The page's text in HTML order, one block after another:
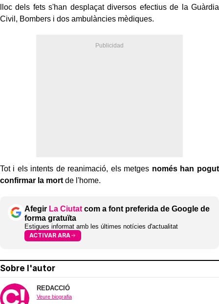
lloc dels fets s'han desplaçat diversos efectius de la Guàrdia
Civil, Bombers i dos ambulàncies mèdiques.
Tot i els intents de reanimació, els metges només han pogut
confirmar la mort de l'home.
Afegir La Ciutat com a font preferida de Google de
forma gratuïta
Estigues informat amb les últimes notícies d'actualitat
ACTIVAR ARA
Sobre l'autor
REDACCIÓ
Veure biografia